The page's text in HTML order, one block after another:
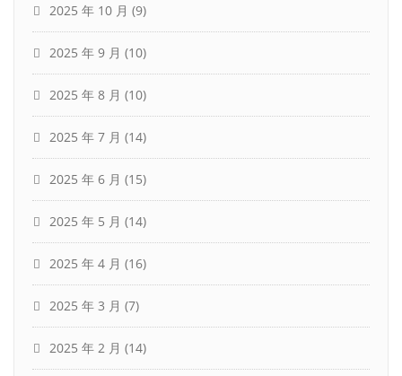
2025 年 10 月 (9)
2025 年 9 月 (10)
2025 年 8 月 (10)
2025 年 7 月 (14)
2025 年 6 月 (15)
2025 年 5 月 (14)
2025 年 4 月 (16)
2025 年 3 月 (7)
2025 年 2 月 (14)